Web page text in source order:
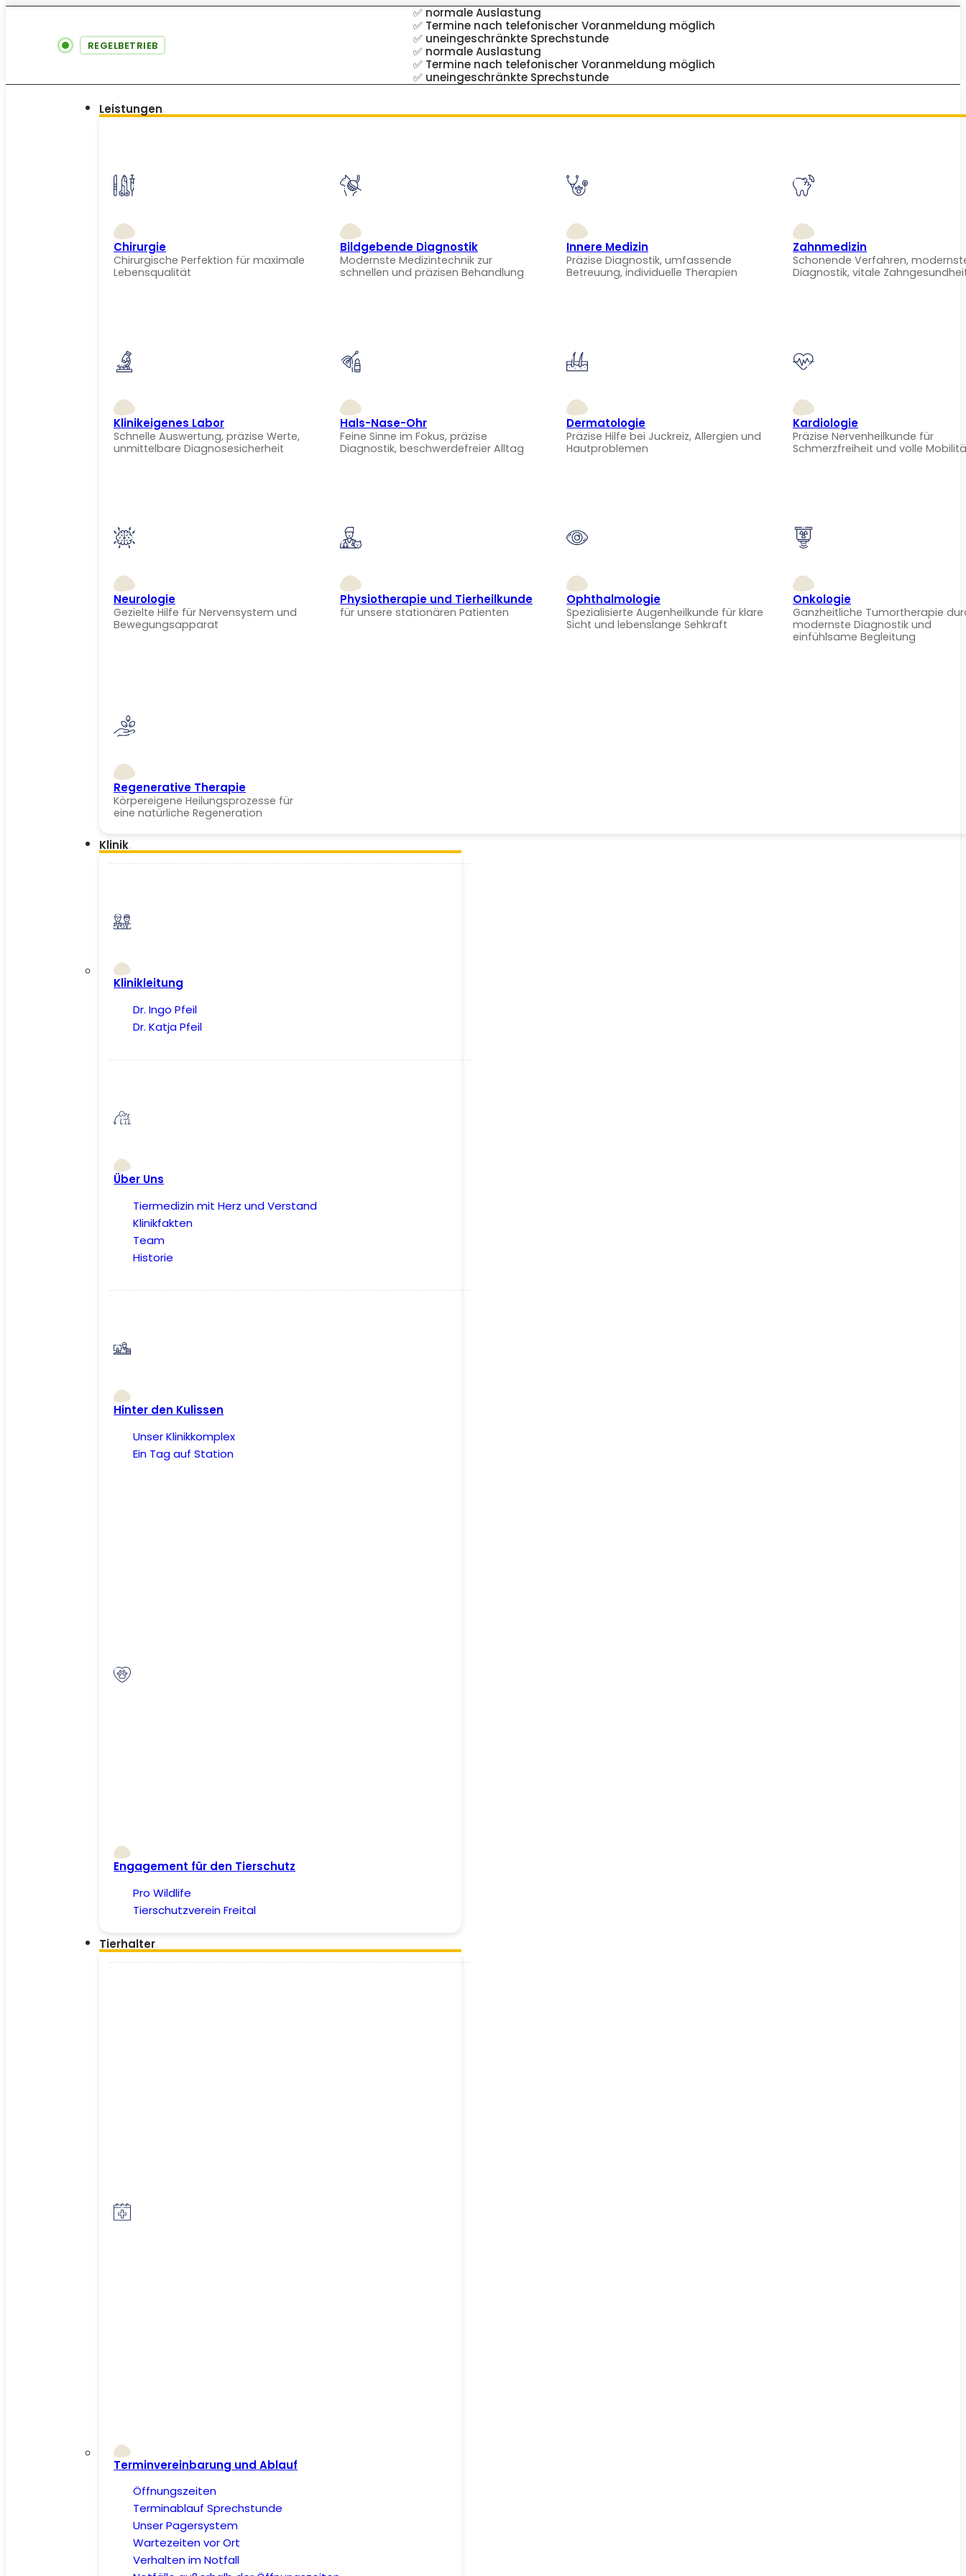
REGELBETRIEB
✅ normale Auslastung
✅ Termine nach telefonischer Voranmeldung möglich
✅ uneingeschränkte Sprechstunde
✅ normale Auslastung
✅ Termine nach telefonischer Voranmeldung möglich
✅ uneingeschränkte Sprechstunde
Leistungen
Chirurgie
Chirurgische Perfektion für maximale
Lebensqualität
Bildgebende Diagnostik
Modernste Medizintechnik zur
schnellen und präzisen Behandlung
Innere Medizin
Präzise Diagnostik, umfassende
Betreuung, individuelle Therapien
Zahnmedizin
Schonende Verfahren,
Diagnostik, vitale
Klinikeigenes Labor
Schnelle Auswertung, präzise Werte,
unmittelbare Diagnosesicherheit
Hals-Nase-Ohr
Feine Sinne im Fokus, präzise
Diagnostik, beschwerdefreier Alltag
Dermatologie
Präzise Hilfe bei Juckreiz, Allergien und
Hautproblemen
Kardiologie
Präzise Nervenheilkunde für
Schmerzfreiheit und volle
Neurologie
Gezielte Hilfe für Nervensystem und
Bewegungsapparat
Physiotherapie und Tierheilkunde
für unsere stationären Patienten
Ophthalmologie
Spezialisierte Augenheilkunde für klare
Sicht und lebenslange Sehkraft
Onkologie
Ganzheitliche Tumortherapie
modernste Diagnostik und
einfühlsame Begleitung
Regenerative Therapie
Körpereigene Heilungsprozesse für
eine natürliche Regeneration
Klinik
Klinikleitung
Dr. Ingo Pfeil
Dr. Katja Pfeil
Über Uns
Tiermedizin mit Herz und Verstand
Klinikfakten
Team
Historie
Hinter den Kulissen
Unser Klinikkomplex
Ein Tag auf Station
Engagement für den Tierschutz
Pro Wildlife
Tierschutzverein Freital
Tierhalter
Terminvereinbarung und Ablauf
Öffnungszeiten
Terminablauf Sprechstunde
Unser Pagersystem
Wartezeiten vor Ort
Verhalten im Notfall